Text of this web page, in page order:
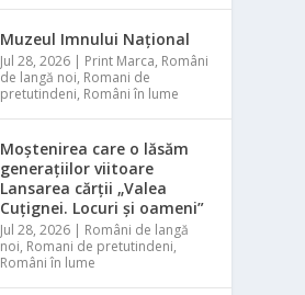
Muzeul Imnului Național
Jul 28, 2026 | Print Marca, Români
de langă noi, Romani de
pretutindeni, Români în lume
Moștenirea care o lăsăm
generațiilor viitoare
Lansarea cărții „Valea
Cuțignei. Locuri și oameni”
Jul 28, 2026 | Români de langă
noi, Romani de pretutindeni,
Români în lume